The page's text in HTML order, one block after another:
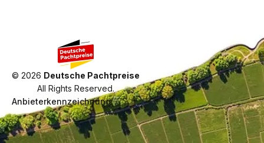
© 2026 Deutsche Pachtpreise
All Rights Reserved.
Anbieterkennzeichnung